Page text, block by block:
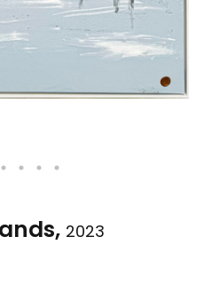
2023